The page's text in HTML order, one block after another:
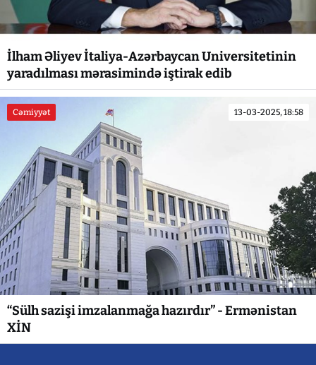
İlham Əliyev İtaliya-Azərbaycan Universitetinin
yaradılması mərasimində iştirak edib
Cəmiyyət 13-03-2025, 18:58
“Sülh sazişi imzalanmağa hazırdır” - Ermənistan
XİN